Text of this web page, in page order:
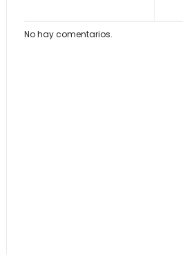
No hay comentarios.